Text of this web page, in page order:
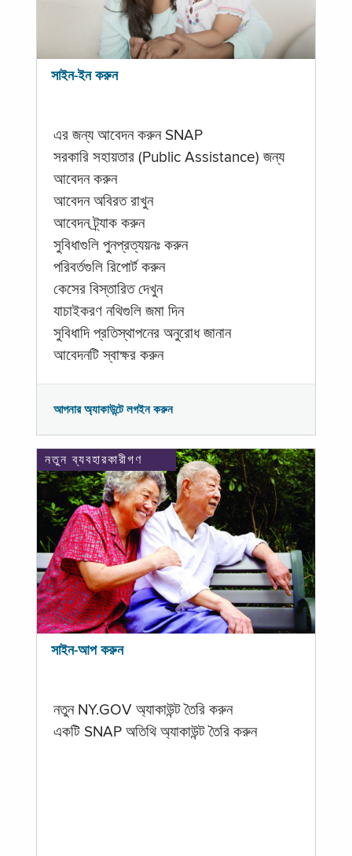
সাইন-ইন করুন
এর জন্য আবেদন করুন SNAP
সরকারি সহায়তার (Public Assistance) জন্য
আবেদন করুন
আবেদন অবিরত রাখুন
আবেদন ট্র্যাক করুন
সুবিধাগুলি পুনপ্রত্যয়নঃ করুন
পরিবর্তগুলি রিপোর্ট করুন
কেসের বিস্তারিত দেখুন
যাচাইকরণ নথিগুলি জমা দিন
সুবিধাদি প্রতিস্থাপনের অনুরোধ জানান
আবেদনটি স্বাক্ষর করুন
আপনার অ্যাকাউন্টে লগইন করুন
নতুন ব্যবহারকারীগণ
সাইন-আপ করুন
নতুন NY.GOV অ্যাকাউন্ট তৈরি করুন
একটি SNAP অতিথি অ্যাকাউন্ট তৈরি করুন